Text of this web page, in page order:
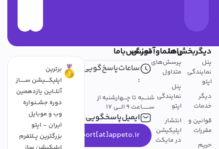
دیگربخش‌ها
پنل
نمایندگی
اپتو
دیگر
خدمات
قوانین و
مقررات
حریم
راهنماوآموزش
پرسش‌های
متداول
پنل
نمایندگی
اپتو
انتشار
اپلیکیشن
در مایکت
تمــــاس‌باما
ساعات‌پاسخ‌گویی
:
شنـــبه تا چـــهارشنبه از
ســـــــاعت 9 الـــی 17
ایمیل‌پاسخگویی
support[at]appeto.ir
برترین
اپلیکــــیشن ســـــاز
آنلــاین یازدهمین
دوره جشــنواره
وب و موبایل
ایران - اپتو
بزرگترین پــلتفرم